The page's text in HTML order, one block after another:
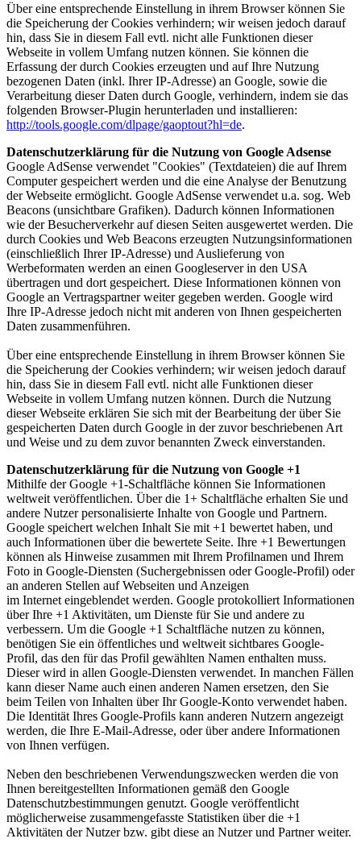
Über eine entsprechende Einstellung in ihrem Browser können Sie
die Speicherung der Cookies verhindern; wir weisen jedoch darauf
hin, dass Sie in diesem Fall evtl. nicht alle Funktionen dieser
Webseite in vollem Umfang nutzen können. Sie können die
Erfassung der durch Cookies erzeugten und auf Ihre Nutzung
bezogenen Daten (inkl. Ihrer IP-Adresse) an Google, sowie die
Verarbeitung dieser Daten durch Google, verhindern, indem sie das
folgenden Browser-Plugin herunterladen und installieren:
http://tools.google.com/dlpage/gaoptout?hl=de.
Datenschutzerklärung für die Nutzung von Google Adsense
Google AdSense verwendet "Cookies" (Textdateien) die auf Ihrem
Computer gespeichert werden und die eine Analyse der Benutzung
der Webseite ermöglicht. Google AdSense verwendet u.a. sog. Web
Beacons (unsichtbare Grafiken). Dadurch können Informationen
wie der Besucherverkehr auf diesen Seiten ausgewertet werden. Die
durch Cookies und Web Beacons erzeugten Nutzungsinformationen
(einschließlich Ihrer IP-Adresse) und Auslieferung von
Werbeformaten werden an einen Googleserver in den USA
übertragen und dort gespeichert. Diese Informationen können von
Google an Vertragspartner weiter gegeben werden. Google wird
Ihre IP-Adresse jedoch nicht mit anderen von Ihnen gespeicherten
Daten zusammenführen.
Über eine entsprechende Einstellung in ihrem Browser können Sie
die Speicherung der Cookies verhindern; wir weisen jedoch darauf
hin, dass Sie in diesem Fall evtl. nicht alle Funktionen dieser
Webseite in vollem Umfang nutzen können. Durch die Nutzung
dieser Webseite erklären Sie sich mit der Bearbeitung der über Sie
gespeicherten Daten durch Google in der zuvor beschriebenen Art
und Weise und zu dem zuvor benannten Zweck einverstanden.
Datenschutzerklärung für die Nutzung von Google +1
Mithilfe der Google +1-Schaltfläche können Sie Informationen
weltweit veröffentlichen. Über die 1+ Schaltfläche erhalten Sie und
andere Nutzer personalisierte Inhalte von Google und Partnern.
Google speichert welchen Inhalt Sie mit +1 bewertet haben, und
auch Informationen über die bewertete Seite. Ihre +1 Bewertungen
können als Hinweise zusammen mit Ihrem Profilnamen und Ihrem
Foto in Google-Diensten (Suchergebnissen oder Google-Profil) oder
an anderen Stellen auf Webseiten und Anzeigen
im Internet eingeblendet werden. Google protokolliert Informationen
über Ihre +1 Aktivitäten, um Dienste für Sie und andere zu
verbessern. Um die Google +1 Schaltfläche nutzen zu können,
benötigen Sie ein öffentliches und weltweit sichtbares Google-
Profil, das den für das Profil gewählten Namen enthalten muss.
Dieser wird in allen Google-Diensten verwendet. In manchen Fällen
kann dieser Name auch einen anderen Namen ersetzen, den Sie
beim Teilen von Inhalten über Ihr Google-Konto verwendet haben.
Die Identität Ihres Google-Profils kann anderen Nutzern angezeigt
werden, die Ihre E-Mail-Adresse, oder über andere Informationen
von Ihnen verfügen.
Neben den beschriebenen Verwendungszwecken werden die von
Ihnen bereitgestellten Informationen gemäß den Google
Datenschutzbestimmungen genutzt. Google veröffentlicht
möglicherweise zusammengefasste Statistiken über die +1
Aktivitäten der Nutzer bzw. gibt diese an Nutzer und Partner weiter.